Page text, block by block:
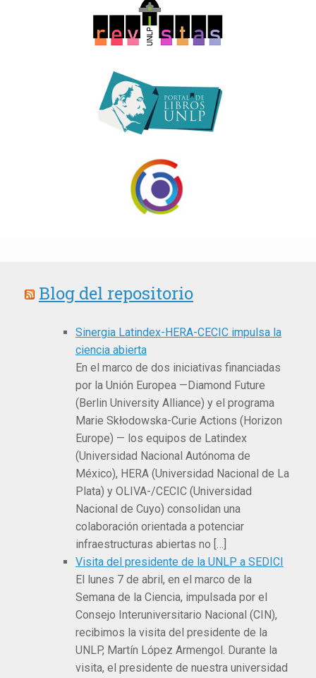
Blog del repositorio
Sinergia Latindex-HERA-CECIC impulsa la
ciencia abierta
En el marco de dos iniciativas financiadas
por la Unión Europea —Diamond Future
(Berlin University Alliance) y el programa
Marie Skłodowska-Curie Actions (Horizon
Europe) — los equipos de Latindex
(Universidad Nacional Autónoma de
México), HERA (Universidad Nacional de La
Plata) y OLIVA-/CECIC (Universidad
Nacional de Cuyo) consolidan una
colaboración orientada a potenciar
infraestructuras abiertas no […]
Visita del presidente de la UNLP a SEDICI
El lunes 7 de abril, en el marco de la
Semana de la Ciencia, impulsada por el
Consejo Interuniversitario Nacional (CIN),
recibimos la visita del presidente de la
UNLP, Martín López Armengol. Durante la
visita, el presidente de nuestra universidad